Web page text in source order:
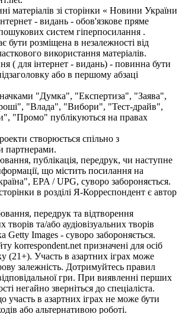
матеріалів зі сторінки « Новини України
- видань - обов'язкове пряме
систем гіперпосилання .
бути розміщена в незалежності від
використання матеріалів.
( для інтернет - видань) - повинна бути
або в першому абзаці
"Думка", "Експертиза", "Заява",
"Влада", "Вибори", "Тест-драйв",
"Промо" публікуються на правах
створюється спільно з
партнерами.
публікація, передрук, чи наступне
що містить посилання на
EPA / UPG, суворо забороняється.
в розділі Я-Корреспондент є автор
передрук та відтворення
творів та/або аудіовізуальних творів
Getty Images - суворо забороняється.
korrespondent.net призначені для осіб
(21+). Участь в азартних іграх може
залежність. Дотримуйтесь правил
гри. При виявленні перших
негайно зверніться до спеціаліста.
участь в азартних іграх не може бути
або альтернативою роботі.